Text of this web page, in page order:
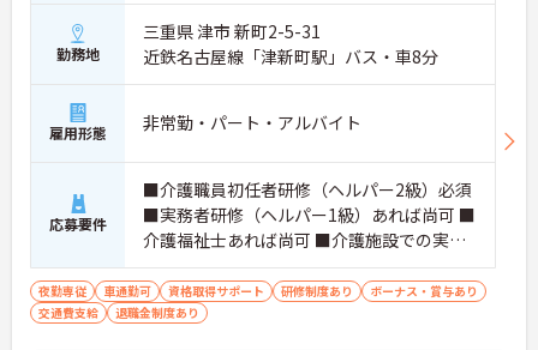
勤務地
三重県 津市 新町2-5-31
近鉄名古屋線「津新町駅」バス・車8分
雇用形態 非常勤・パート・アルバイト
応募要件
■介護職員初任者研修（ヘルパー2級）必須
■実務者研修（ヘルパー1級）あれば尚可 ■
介護福祉士あれば尚可 ■介護施設での実務
経験6カ月以上の経験必須
夜勤専従 車通勤可 資格取得サポート 研修制度あり
ボーナス・賞与あり
交通費支給
退職金制度あり